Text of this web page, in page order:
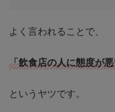
よく言われることで、
「飲食店の人に態度が
というヤツです。